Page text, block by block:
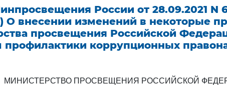
России от 28.09.2021 N
О внесении изменений в некоторые
просвещения Российской
профилактики коррупционных
МИНИСТЕРСТВО ПРОСВЕЩЕНИЯ РОССИЙСКОЙ